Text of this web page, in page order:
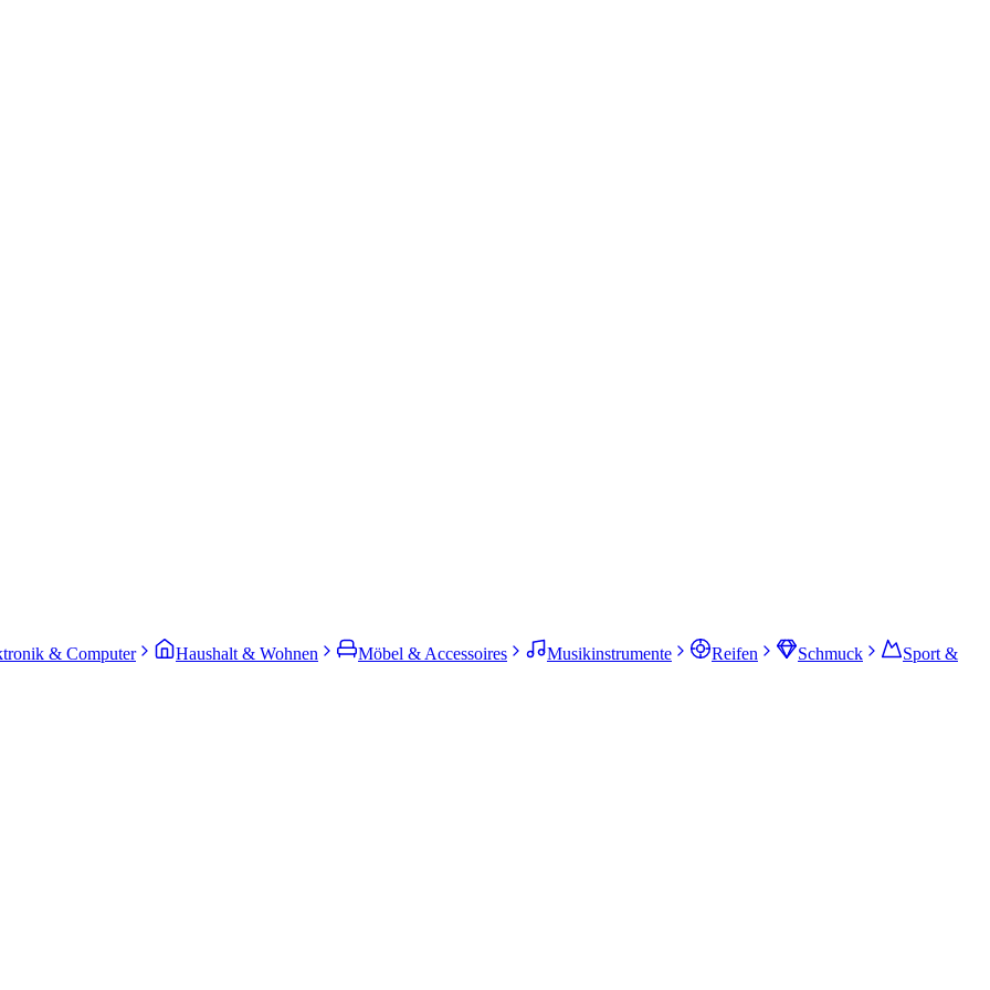
& Computer Haushalt & Wohnen Möbel & Accessoires Musikinstrumente Reifen Schmuck Sport &